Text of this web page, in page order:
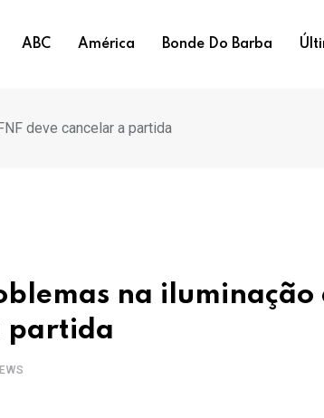
ABC América Bonde Do Barba
deve cancelar a partida
na iluminação
partida